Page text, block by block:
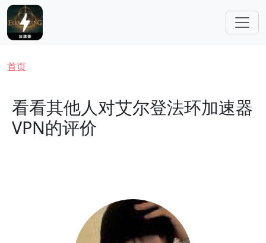
跳转到主要内容
面包屑
首页
看看其他人对艾尔登法环加速器
VPN的评价